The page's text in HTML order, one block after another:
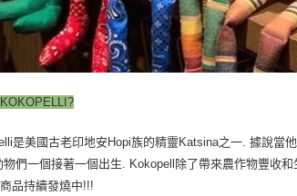
是美國古老印地安Hopi族的精靈Katsina之一. 據說當
物們一個接著一個出生. Kokopell除了帶來農作物豐收
品持續發燒中!!!